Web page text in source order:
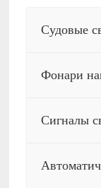
Судовые
Фонари
Сигналы